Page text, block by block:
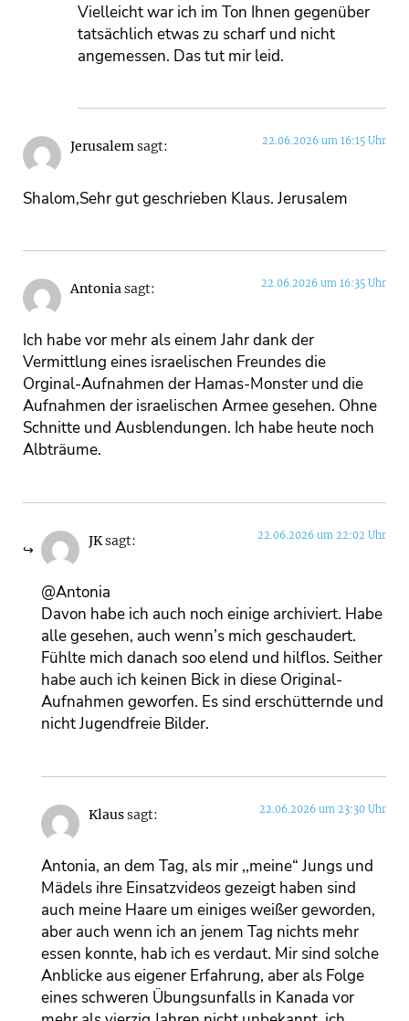
Vielleicht war ich im Ton Ihnen gegenüber
tatsächlich etwas zu scharf und nicht
angemessen. Das tut mir leid.
Jerusalemsagt: 22.06.2026 um 16:15 Uhr
Shalom,Sehr gut geschrieben Klaus. Jerusalem
Antoniasagt: 22.06.2026 um 16:35 Uhr
Ich habe vor mehr als einem Jahr dank der
Vermittlung eines israelischen Freundes die
Orginal-Aufnahmen der Hamas-Monster und die
Aufnahmen der israelischen Armee gesehen. Ohne
Schnitte und Ausblendungen. Ich habe heute noch
Albträume.
JKsagt: 22.06.2026 um 22:02 Uhr
@Antonia
Davon habe ich auch noch einige archiviert. Habe
alle gesehen, auch wenn’s mich geschaudert.
Fühlte mich danach soo elend und hilflos. Seither
habe auch ich keinen Bick in diese Original-
Aufnahmen geworfen. Es sind erschütternde und
nicht Jugendfreie Bilder.
Klaussagt: 22.06.2026 um 23:30 Uhr
Antonia, an dem Tag, als mir ,,meine“ Jungs und
Mädels ihre Einsatzvideos gezeigt haben sind
auch meine Haare um einiges weißer geworden,
aber auch wenn ich an jenem Tag nichts mehr
essen konnte, hab ich es verdaut. Mir sind solche
Anblicke aus eigener Erfahrung, aber als Folge
eines schweren Übungsunfalls in Kanada vor